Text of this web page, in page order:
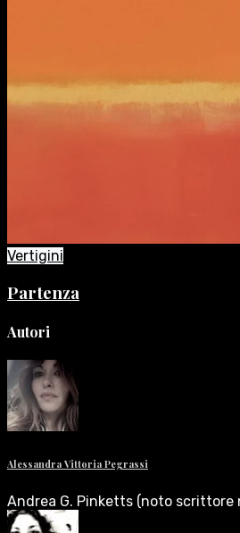
Vertigini
Partenza
Autori
Alessandra Vittoria Pegrassi
Andrea G. Pinketts (noto scrittore